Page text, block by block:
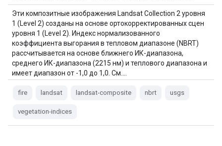
Эти композитные изображения Landsat Collection 2 уровня
1 (Level 2) созданы на основе ортокорректированных сцен
уровня 1 (Level 2). Индекс нормализованного
коэффициента выгорания в тепловом диапазоне (NBRT)
рассчитывается на основе ближнего ИК-диапазона,
среднего ИК-диапазона (2215 нм) и теплового диапазона и
имеет диапазон от -1,0 до 1,0. См.…
fire landsat landsat-composite nbrt usgs
vegetation-indices